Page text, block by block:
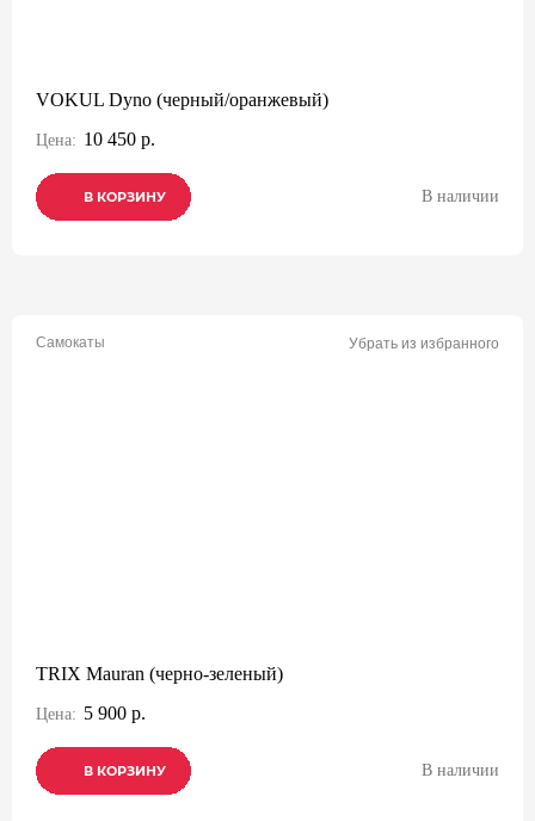
VOKUL Dyno (черный/оранжевый)
Цена: 10 450 р.
В КОРЗИНУ
В КОРЗИНУ
В КОРЗИНУ В наличии
Самокаты Убрать из избранного
TRIX Mauran (черно-зеленый)
Цена: 5 900 р.
В КОРЗИНУ
В КОРЗИНУ
В КОРЗИНУ В наличии